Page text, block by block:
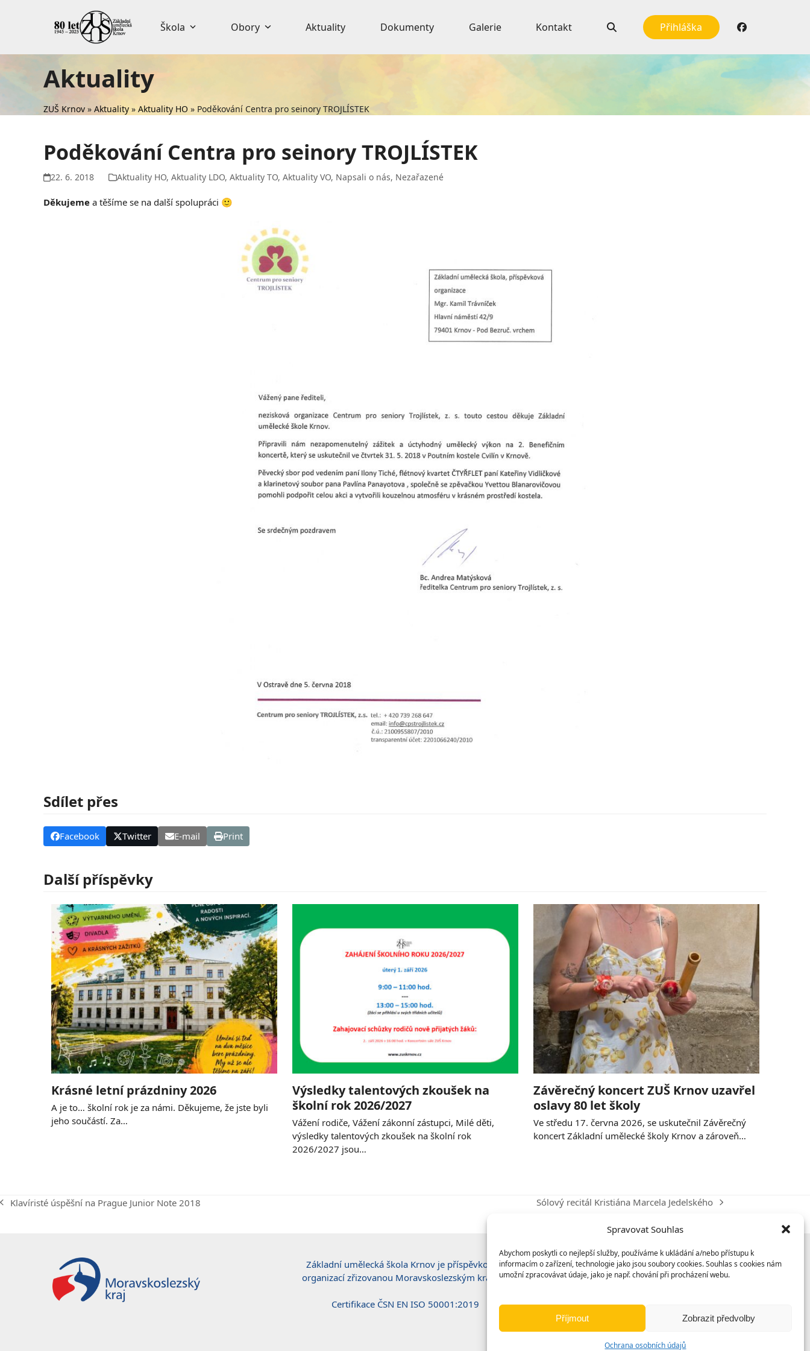
Spravovat Souhlas
Abychom poskytli co nejlepší služby, používáme k ukládání a/nebo přístupu k
informacím o zařízení, technologie jako jsou soubory cookies. Souhlas s cookies nám
umožní zpracovávat údaje, jako je např. chování při procházení webu.
Příjmout Zobrazit předvolby
Ochrana osobních údajů
Škola Obory Aktuality Dokumenty Galerie Kontakt Přihláška
Aktuality
ZUŠ Krnov » Aktuality » Aktuality HO » Poděkování Centra pro seinory TROJLÍSTEK
Poděkování Centra pro seinory TROJLÍSTEK
22. 6. 2018 Aktuality HO,Aktuality LDO,Aktuality TO,Aktuality VO, Napsali o nás, Nezařazené
Děkujeme a těšíme se na další spolupráci 🙂
Sdílet přes
Facebook Twitter E-mail Print
Další příspěvky
Krásné letní prázdniny 2026
A je to… školní rok je za námi. Děkujeme, že jste byli
jeho součástí. Za…
Výsledky talentových zkoušek na
školní rok 2026/2027
Vážení rodiče, Vážení zákonní zástupci, Milé děti,
výsledky talentových zkoušek na školní rok
2026/2027 jsou…
Závěrečný koncert ZUŠ Krnov uzavřel
oslavy 80 let školy
Ve středu 17. června 2026, se uskutečnil Závěrečný
koncert Základní umělecké školy Krnov a zároveň…
previous
Klavíristé úspěšní na Prague Junior Note 2018
next
Sólový recitál Kristiána Marcela Jedelského
Základní umělecká škola Krnov je příspěvkovou
organizací zřizovanou Moravskoslezským krajem.
Certifikace ČSN EN ISO 50001:2019